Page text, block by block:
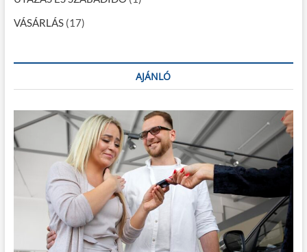
VÁSÁRLÁS(17)
AJÁNLÓ